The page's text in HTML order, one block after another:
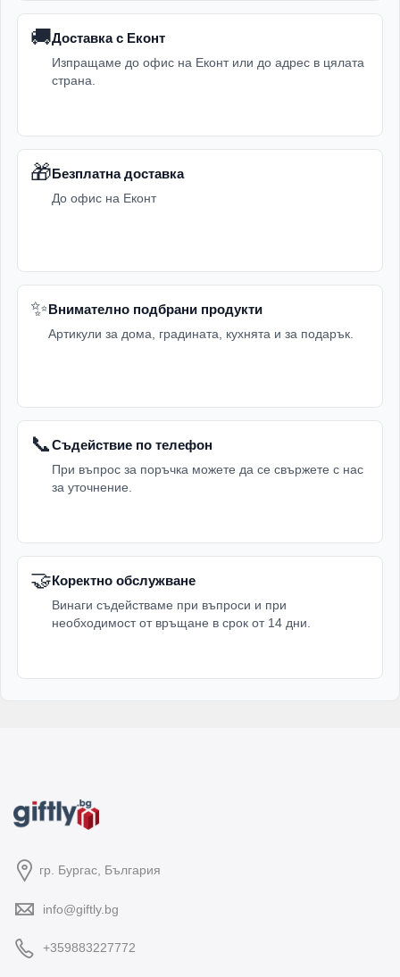
🚚Доставка с Еконт
Изпращаме до офис на Еконт или до адрес в цялата
страна.
🎁Безплатна доставка
До офис на Еконт
✨Внимателно подбрани продукти
Артикули за дома, градината, кухнята и за подарък.
📞Съдействие по телефон
При въпрос за поръчка можете да се свържете с нас
за уточнение.
🤝Коректно обслужване
Винаги съдействаме при въпроси и при
необходимост от връщане в срок от 14 дни.
гр. Бургас, България
info@giftly.bg
+359883227772